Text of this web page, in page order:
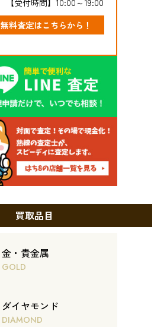
無料査定はこちらから！
買取品目
金・貴金属
GOLD
ダイヤモンド
DIAMOND